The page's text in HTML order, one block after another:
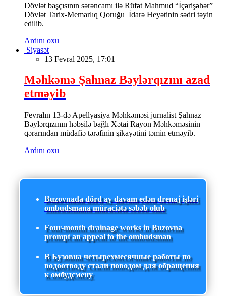
Dövlət başçısının sərəncamı ilə Rüfət Mahmud “İçərişəhər”
Dövlət Tarix-Memarlıq Qoruğu İdarə Heyətinin sədri təyin
edilib.
Ardını oxu
Siyasət
13 Fevral 2025, 17:01
Məhkəmə Şahnaz Bəylərqızını azad
etməyib
Fevralın 13-də Apellyasiya Məhkəməsi jurnalist Şahnaz
Bəylərqızının həbsilə bağlı Xətai Rayon Məhkəməsinin
qərarından müdafiə tərəfinin şikayətini təmin etməyib.
Ardını oxu
Buzovnada dörd ay davam edən drenaj işləri
ombudsmana müraciətə səbəb olub
Four-month drainage works in Buzovna
prompt an appeal to the ombudsman
В Бузовна четырехмесячные работы по
водоотводу стали поводом для обращения
к омбудсмену